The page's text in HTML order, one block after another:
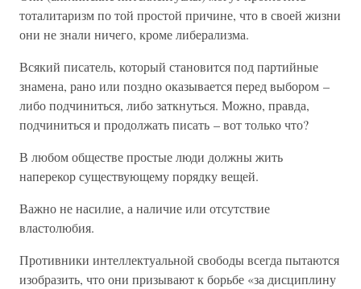
тоталитаризм по той простой причине, что в своей жизни
они не знали ничего, кроме либерализма.
Всякий писатель, который становится под партийные
знамена, рано или поздно оказывается перед выбором –
либо подчиниться, либо заткнуться. Можно, правда,
подчиниться и продолжать писать – вот только что?
В любом обществе простые люди должны жить
наперекор существующему порядку вещей.
Важно не насилие, а наличие или отсутствие
властолюбия.
Противники интеллектуальной свободы всегда пытаются
изобразить, что они призывают к борьбе «за дисциплину